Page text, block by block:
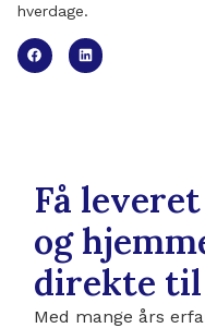
hverdage.
Få
og
direkte
Med mange års